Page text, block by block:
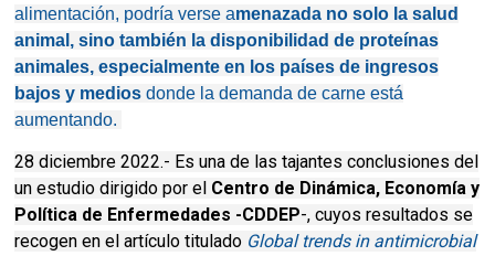
alimentación, podría verse amenazada no solo la salud
animal, sino también la disponibilidad de proteínas
animales, especialmente en los países de ingresos
bajos y medios donde la demanda de carne está
aumentando.
28 diciembre 2022.- Es una de las tajantes conclusiones del
un estudio dirigido por el Centro de Dinámica, Economía y
Política de Enfermedades -CDDEP-, cuyos resultados se
recogen en el artículo titulado Global trends in antimicrobial